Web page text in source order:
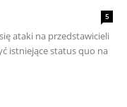
5
ataki na przedstawicieli
istniejące status quo na